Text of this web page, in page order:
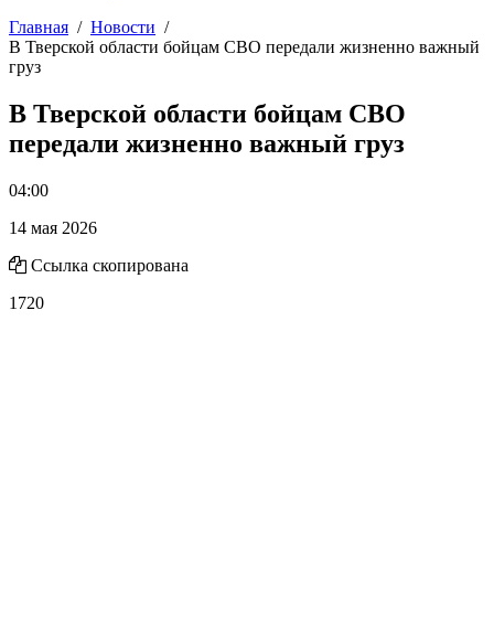
Главная
Новости
В Тверской области бойцам СВО передали жизненно важный
груз
В Тверской области бойцам СВО
передали жизненно важный груз
04:00
14 мая 2026
Ссылка скопирована
1720